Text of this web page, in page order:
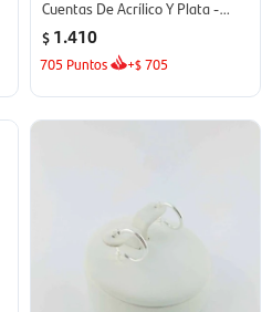
Cuentas De Acrílico Y Plata -
$ 1.410
705 Puntos +$705